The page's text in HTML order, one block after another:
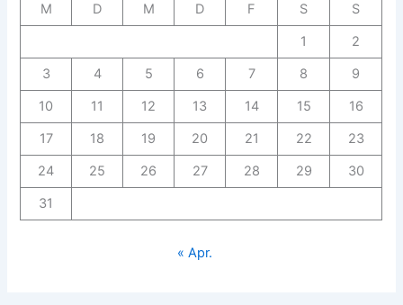
M
D M D F S
S
1
2
3
4 5 6 7 8
9
10
11 12 13 14 15
16
17
18 19 20 21 22
23
24
25 26 27 28 29
30
31
« Apr.